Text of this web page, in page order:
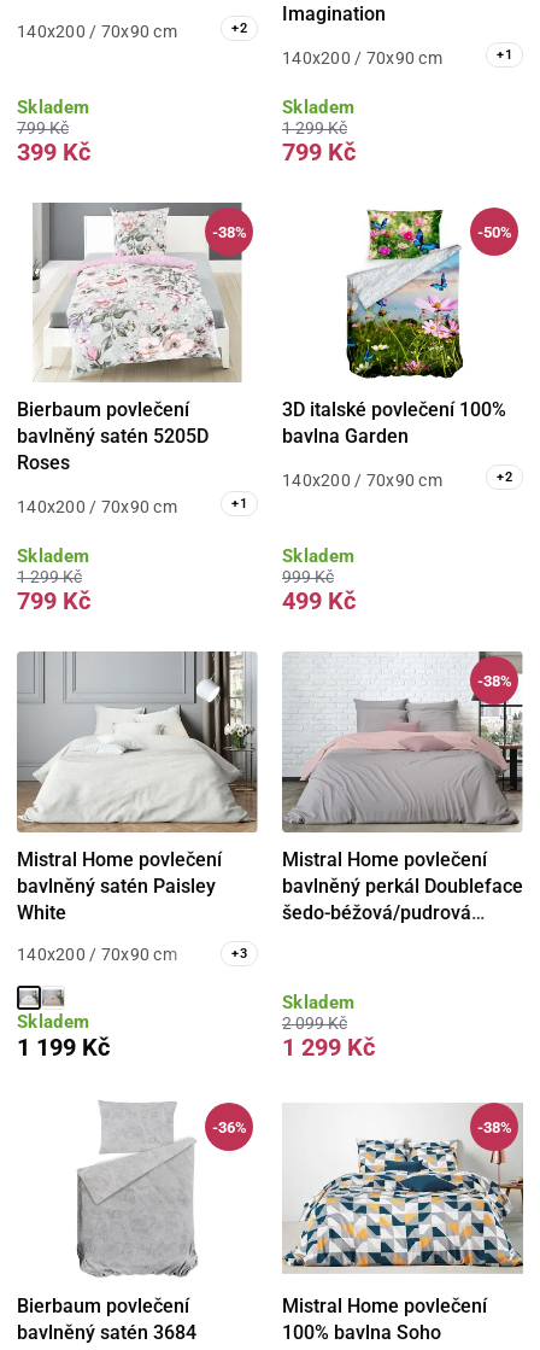
140x200 / 70x90 cm +2
Skladem
799 Kč
399 Kč
Imagination
140x200 / 70x90 cm +1
Skladem
1 299 Kč
799 Kč
-38%
Bierbaum povlečení
bavlněný satén 5205D
Roses
140x200 / 70x90 cm +1
Skladem
1 299 Kč
799 Kč
-50%
3D italské povlečení 100%
bavlna Garden
140x200 / 70x90 cm +2
Skladem
999 Kč
499 Kč
Mistral Home povlečení
bavlněný satén Paisley
White
140x200 / 70x90 cm +3
Skladem
1 199 Kč
-38%
Mistral Home povlečení
bavlněný perkál Doubleface
šedo-béžová/pudrová
Skladem
2 099 Kč
1 299 Kč
-36%
Bierbaum povlečení
bavlněný satén 3684
-38%
Mistral Home povlečení
100% bavlna Soho